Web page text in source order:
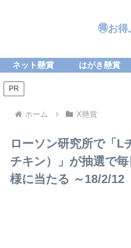
🉐お得
ネット懸賞 はがき懸賞
PR
ホーム X懸賞
ローソン研究所で「L
チキン）」が抽選で
様に当たる ～18/2/12